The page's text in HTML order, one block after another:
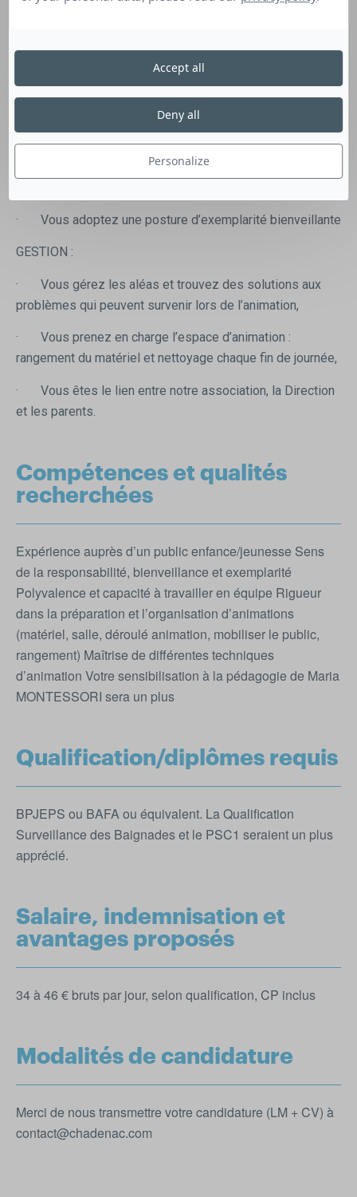
de proposer des activités dans le respect de la finalité
éducative de l’association,
· Vous accompagnez l’enfant dans tous les moments
· Vous adoptez une posture d’exemplarité bienveillante
GESTION :
· Vous gérez les aléas et trouvez des solutions aux
problèmes qui peuvent survenir lors de l’animation,
· Vous prenez en charge l’espace d’animation :
rangement du matériel et nettoyage chaque fin de journée,
· Vous êtes le lien entre notre association, la Direction
et les parents.
Compétences et qualités
recherchées
Expérience auprès d’un public enfance/jeunesse Sens
de la responsabilité, bienveillance et exemplarité
Polyvalence et capacité à travailler en équipe Rigueur
dans la préparation et l’organisation d’animations
(matériel, salle, déroulé animation, mobiliser le public,
rangement) Maîtrise de différentes techniques
d’animation Votre sensibilisation à la pédagogie de Maria
MONTESSORI sera un plus
Qualification/diplômes requis
BPJEPS ou BAFA ou équivalent. La Qualification
Surveillance des Baignades et le PSC1 seraient un plus
apprécié.
Salaire, indemnisation et
avantages proposés
34 à 46 € bruts par jour, selon qualification, CP inclus
Modalités de candidature
Merci de nous transmettre votre candidature (LM + CV) à
contact@chadenac.com
Personalize
Deny all
Accept all